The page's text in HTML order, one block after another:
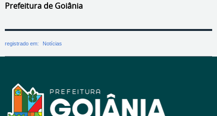
Prefeitura de Goiânia
registrado em: Notícias